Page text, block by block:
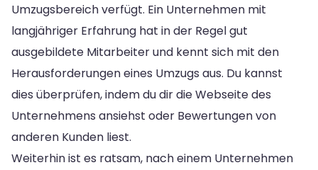
Umzugsbereich verfügt. Ein Unternehmen mit
langjähriger Erfahrung hat in der Regel gut
ausgebildete Mitarbeiter und kennt sich mit den
Herausforderungen eines Umzugs aus. Du kannst
dies überprüfen, indem du dir die Webseite des
Unternehmens ansiehst oder Bewertungen von
anderen Kunden liest.
Weiterhin ist es ratsam, nach einem Unternehmen